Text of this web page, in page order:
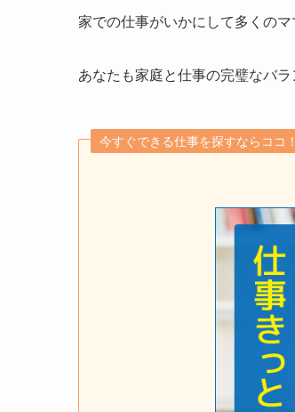
家での仕事がいかにして多くの
あなたも家庭と仕事の完璧なバ
今すぐできる仕事を探すならココ！